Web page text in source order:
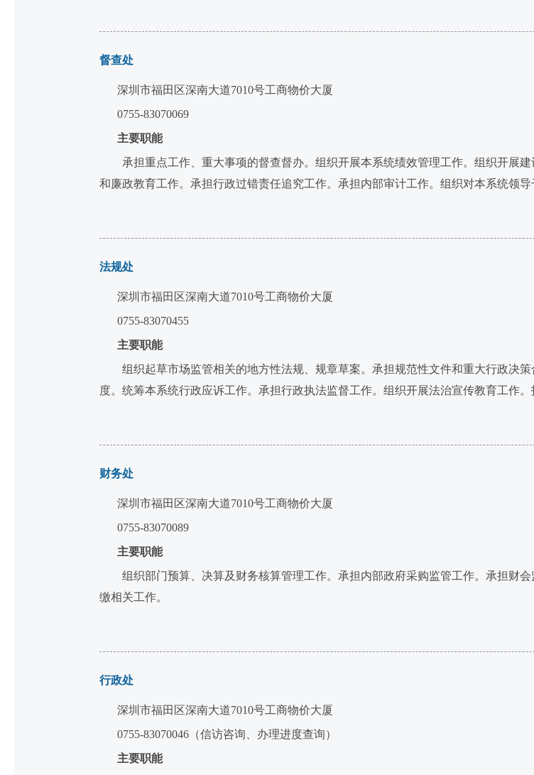
督查处
深圳市福田区深南大道7010号工商物价大厦
0755-83070069
主要职能
承担重点工作、重大事项的督查督办。组织开展本系统绩效管理工作。组织开展建
和廉政教育工作。承担行政过错责任追究工作。承担内部审计工作。组织对本系统领导
法规处
深圳市福田区深南大道7010号工商物价大厦
0755-83070455
主要职能
组织起草市场监管相关的地方性法规、规章草案。承担规范性文件和重大行政决策
度。统筹本系统行政应诉工作。承担行政执法监督工作。组织开展法治宣传教育工作。
财务处
深圳市福田区深南大道7010号工商物价大厦
0755-83070089
主要职能
组织部门预算、决算及财务核算管理工作。承担内部政府采购监管工作。承担财会
缴相关工作。
行政处
深圳市福田区深南大道7010号工商物价大厦
0755-83070046（信访咨询、办理进度查询）
主要职能